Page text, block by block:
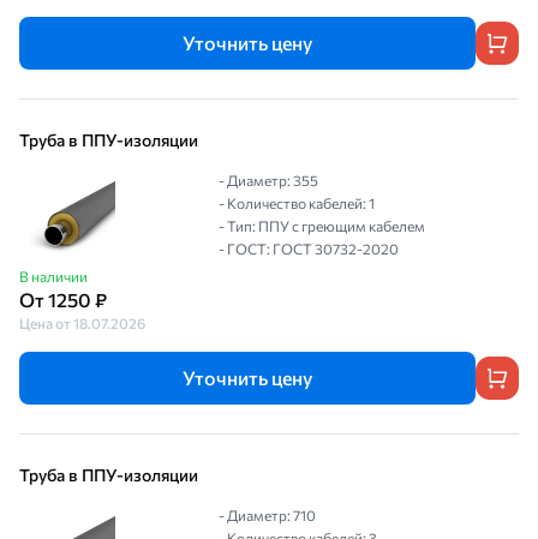
Уточнить цену
Труба в ППУ-изоляции
В наличии
От 1250 ₽
Цена от 18.07.2026
- Диаметр: 355
- Количество кабелей: 1
- Тип: ППУ с греющим кабелем
- ГОСТ: ГОСТ 30732-2020
Уточнить цену
Труба в ППУ-изоляции
- Диаметр: 710